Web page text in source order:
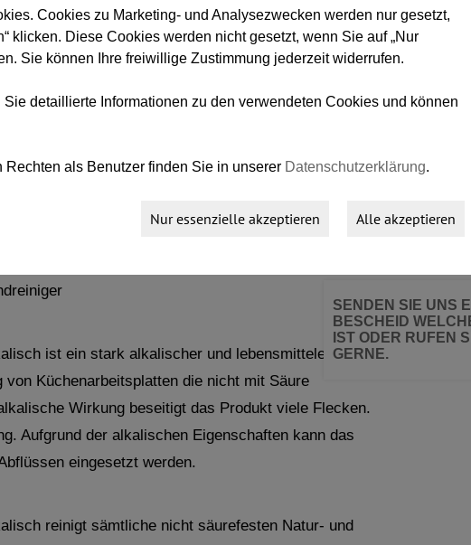
SENDEN SIE UNS
BESCHEID
IST ODER RUFEN
GERNE.
Gebindegröße:
IN DEN WARENKORB LEGEN
ALKALISCH
ist ein stark alkalischer und lebensmittelechter
Küchenarbeitsplatten die nicht mit Säure
Wirkung beseitigt das Produkt viele Flecken.
Aufgrund der alkalischen Eigenschaften kann das
eingesetzt werden.
reinigt sämtliche nicht säurefesten Natur- und
Cookies zu Marketing- und Analysezwecken werden nur gesetzt,
klicken. Diese Cookies werden nicht gesetzt, wenn Sie auf „Nur
Sie können Ihre freiwillige Zustimmung jederzeit widerrufen.
Sie detaillierte Informationen zu den verwendeten Cookies und können
Rechten als Benutzer finden Sie in unserer Datenschutzerklärung.
Alle akzeptieren
Nur essenzielle akzeptieren